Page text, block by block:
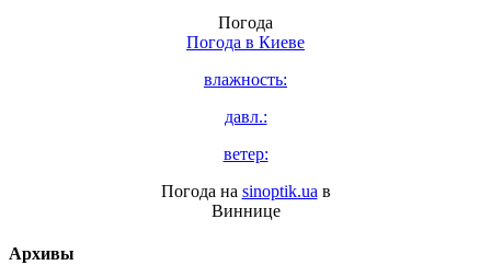
Погода
Погода в Киеве
влажность:
давл.:
ветер:
Погода на sinoptik.ua в
Виннице
Архивы